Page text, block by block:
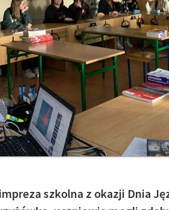
szkolna z okazji Dnia